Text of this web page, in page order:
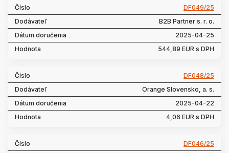
DF049/25
B2B Partner s. r. o.
2025-04-25
544,89 EUR s DPH
DF048/25
Orange Slovensko, a. s.
2025-04-22
4,06 EUR s DPH
DF046/25